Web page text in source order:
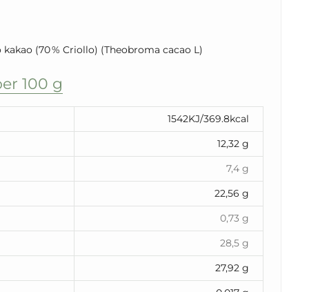
kakao (70 % Criollo) (Theobroma cacao L)
100 g
1542KJ/369.8kcal
12,32 g
7,4 g
22,56 g
0,73 g
28,5 g
27,92 g